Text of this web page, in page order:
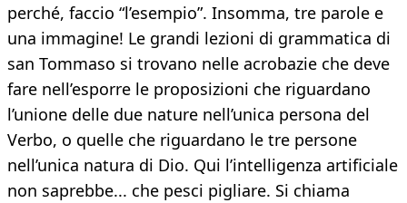
perché, faccio “l’esempio”. Insomma, tre parole e
una immagine! Le grandi lezioni di grammatica di
san Tommaso si trovano nelle acrobazie che deve
fare nell’esporre le proposizioni che riguardano
l’unione delle due nature nell’unica persona del
Verbo, o quelle che riguardano le tre persone
nell’unica natura di Dio. Qui l’intelligenza artificiale
non saprebbe... che pesci pigliare. Si chiama